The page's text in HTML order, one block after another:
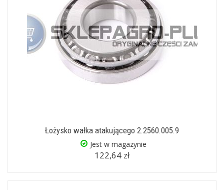
Łożysko wałka atakującego 2.2560.005.9
Jest w magazynie
122,64 zł